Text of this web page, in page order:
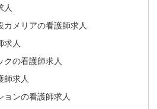
人
カメリアの看護師求人
求人
クの看護師求人
師求人
ョンの看護師求人